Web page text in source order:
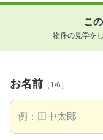
こ
物件の見学を
お名前 （1/6）